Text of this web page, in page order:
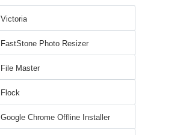
Victoria
FastStone Photo Resizer
File Master
Flock
Google Chrome Offline Installer